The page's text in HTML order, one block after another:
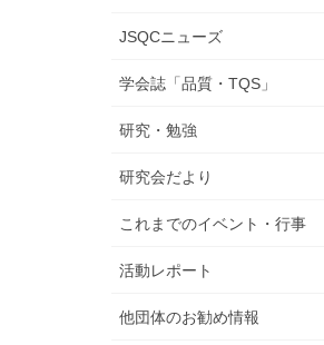
JSQCニューズ
学会誌「品質・TQS」
研究・勉強
研究会だより
これまでのイベント・行事
活動レポート
他団体のお勧め情報